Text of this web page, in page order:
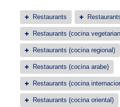
Restaurants
Restaurants (cocina
Restaurants (cocina regional)
Restaurants (cocina arabe)
Restaurants (cocina
Restaurants (cocina oriental)